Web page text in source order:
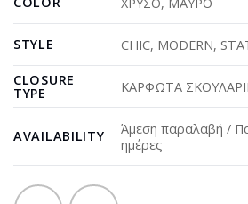
STYLE CHIC, MODERN,
CLOSURE
TYPE ΚΑΡΦΩΤΑ
AVAILABILITY
Άμεση παραλαβή /
ημέρες